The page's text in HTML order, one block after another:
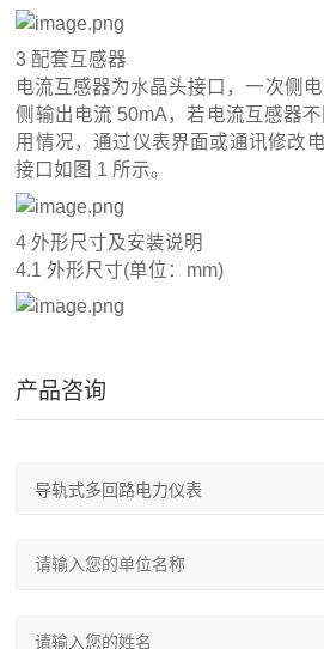
3 配套互感器
电流互感器为水晶头接口，一次侧
侧输出电流 50mA，若电流互感器
用情况，通过仪表界面或通讯修改
接口如图 1 所示。
4 外形尺寸及安装说明
4.1 外形尺寸(单位：mm)
产品咨询